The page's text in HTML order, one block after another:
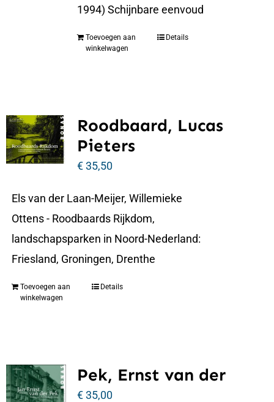
1994) Schijnbare eenvoud
Toevoegen aan
winkelwagen
Details
Roodbaard, Lucas
Pieters
€35,50
Els van der Laan-Meijer, Willemieke
Ottens - Roodbaards Rijkdom,
landschapsparken in Noord-Nederland:
Friesland, Groningen, Drenthe
Toevoegen aan
winkelwagen
Details
Pek, Ernst van der
€35,00